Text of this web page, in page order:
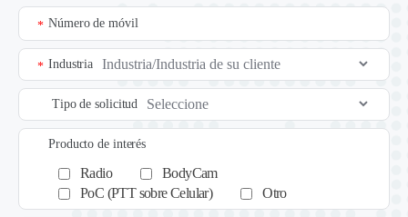
Número de móvil
*
Industria
*
Tipo de solicitud
Producto de interés
Radio
BodyCam
PoC (PTT sobre Celular)
Otro